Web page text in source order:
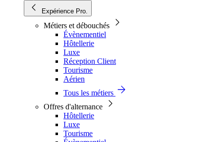
Expérience Pro.
Métiers et débouchés
Évènementiel
Hôtellerie
Luxe
Réception Client
Tourisme
Aérien
Tous les métiers
Offres d'alternance
Hôtellerie
Luxe
Tourisme